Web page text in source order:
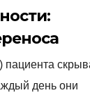
день они